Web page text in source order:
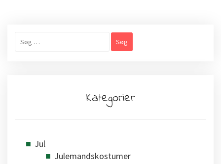
efter:
Kategorier
Jul
Julemandskostumer